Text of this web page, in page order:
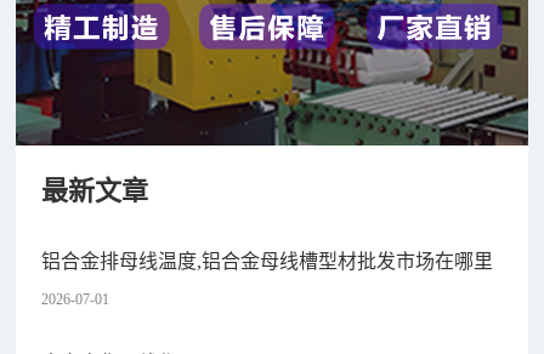
最新文章
铝合金排母线温度,铝合金母线槽型材批发市场在哪里
2026-07-01